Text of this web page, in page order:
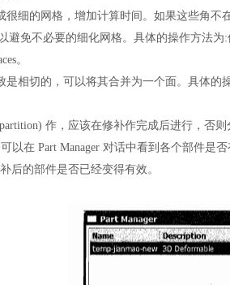
很细的网格，增加计算时间。如果这些角
避免不必要的细化网格。具体的操作方法
。
相切的，可以将其合并为一个面。具体的
作，应该在修补作完成后进行，否
以在 Part Manager 对话中看到各个部件
后的部件是否已经变得有效。